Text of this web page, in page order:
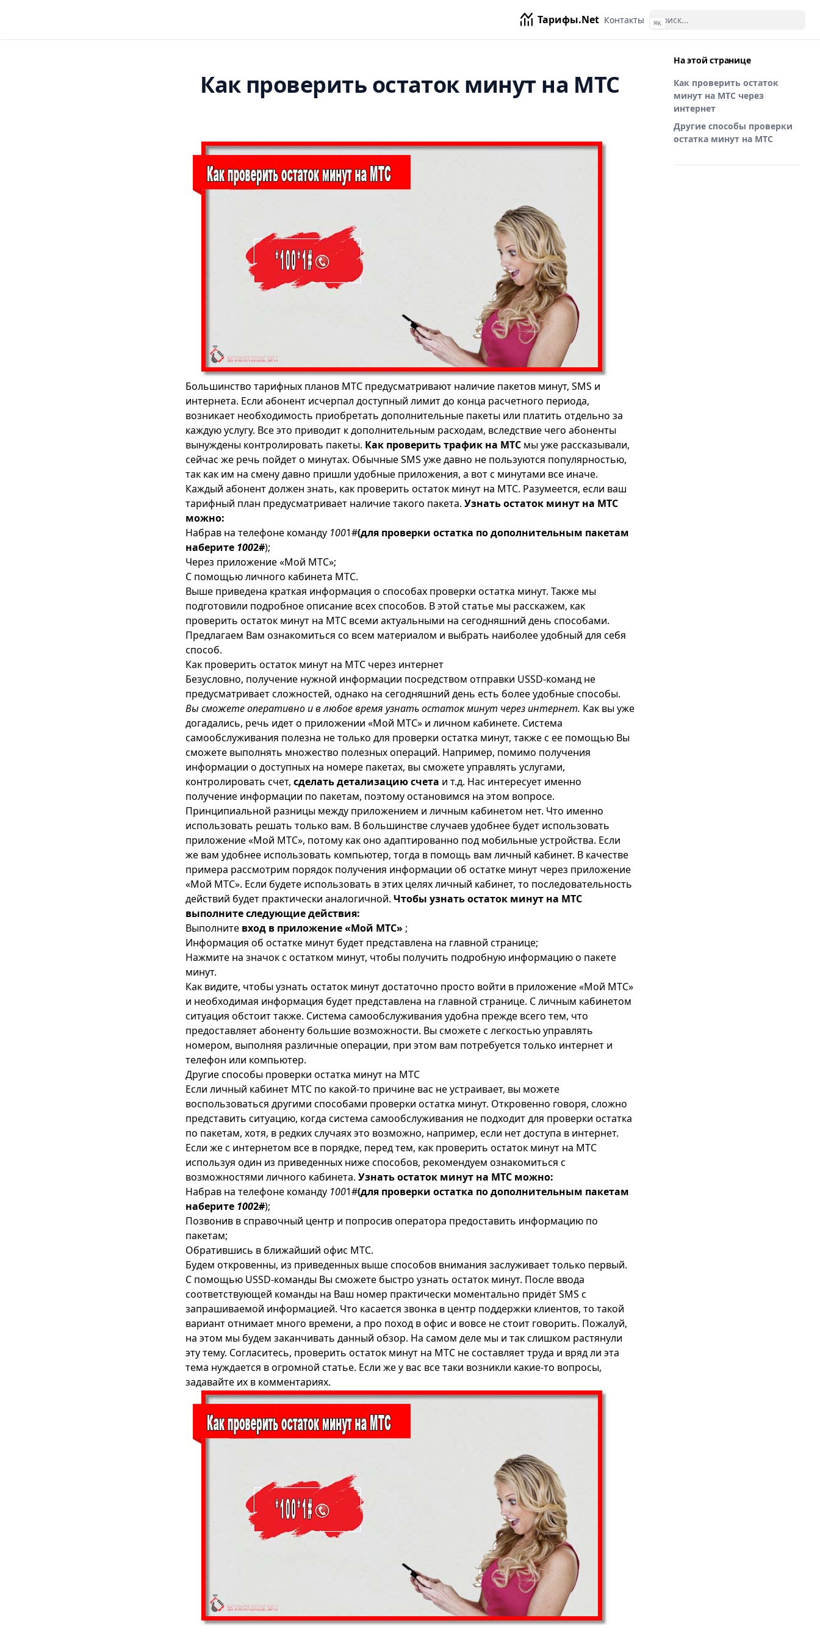
Тарифы.Net Контакты ⌘K
На этой странице
Как проверить остаток
минут на МТС через
интернет
Другие способы проверки
остатка минут на МТС
Как проверить остаток минут на МТС
Большинство тарифных планов МТС предусматривают наличие пакетов минут, SMS и
интернета. Если абонент исчерпал доступный лимит до конца расчетного периода,
возникает необходимость приобретать дополнительные пакеты или платить отдельно за
каждую услугу. Все это приводит к дополнительным расходам, вследствие чего абоненты
вынуждены контролировать пакеты. Как проверить трафик на МТС мы уже рассказывали,
сейчас же речь пойдет о минутах. Обычные SMS уже давно не пользуются популярностью,
так как им на смену давно пришли удобные приложения, а вот с минутами все иначе.
Каждый абонент должен знать, как проверить остаток минут на МТС. Разумеется, если ваш
тарифный план предусматривает наличие такого пакета. Узнать остаток минут на МТС
можно:
Набрав на телефоне команду 1001#(для проверки остатка по дополнительным пакетам
наберите 1002#);
Через приложение «Мой МТС»;
С помощью личного кабинета МТС.
Выше приведена краткая информация о способах проверки остатка минут. Также мы
подготовили подробное описание всех способов. В этой статье мы расскажем, как
проверить остаток минут на МТС всеми актуальными на сегодняшний день способами.
Предлагаем Вам ознакомиться со всем материалом и выбрать наиболее удобный для себя
способ.
Как проверить остаток минут на МТС через интернет
Безусловно, получение нужной информации посредством отправки USSD-команд не
предусматривает сложностей, однако на сегодняшний день есть более удобные способы.
Вы сможете оперативно и в любое время узнать остаток минут через интернет. Как вы уже
догадались, речь идет о приложении «Мой МТС» и личном кабинете. Система
самообслуживания полезна не только для проверки остатка минут, также с ее помощью Вы
сможете выполнять множество полезных операций. Например, помимо получения
информации о доступных на номере пакетах, вы сможете управлять услугами,
контролировать счет, сделать детализацию счета и т.д. Нас интересует именно
получение информации по пакетам, поэтому остановимся на этом вопросе.
Принципиальной разницы между приложением и личным кабинетом нет. Что именно
использовать решать только вам. В большинстве случаев удобнее будет использовать
приложение «Мой МТС», потому как оно адаптированно под мобильные устройства. Если
же вам удобнее использовать компьютер, тогда в помощь вам личный кабинет. В качестве
примера рассмотрим порядок получения информации об остатке минут через приложение
«Мой МТС». Если будете использовать в этих целях личный кабинет, то последовательность
действий будет практически аналогичной. Чтобы узнать остаток минут на МТС
выполните следующие действия:
Выполните вход в приложение «Мой МТС» ;
Информация об остатке минут будет представлена на главной странице;
Нажмите на значок с остатком минут, чтобы получить подробную информацию о пакете
минут.
Как видите, чтобы узнать остаток минут достаточно просто войти в приложение «Мой МТС»
и необходимая информация будет представлена на главной странице. С личным кабинетом
ситуация обстоит также. Система самообслуживания удобна прежде всего тем, что
предоставляет абоненту большие возможности. Вы сможете с легкостью управлять
номером, выполняя различные операции, при этом вам потребуется только интернет и
телефон или компьютер.
Другие способы проверки остатка минут на МТС
Если личный кабинет МТС по какой-то причине вас не устраивает, вы можете
воспользоваться другими способами проверки остатка минут. Откровенно говоря, сложно
представить ситуацию, когда система самообслуживания не подходит для проверки остатка
по пакетам, хотя, в редких случаях это возможно, например, если нет доступа в интернет.
Если же с интернетом все в порядке, перед тем, как проверить остаток минут на МТС
используя один из приведенных ниже способов, рекомендуем ознакомиться с
возможностями личного кабинета. Узнать остаток минут на МТС можно:
Набрав на телефоне команду 1001#(для проверки остатка по дополнительным пакетам
наберите 1002#);
Позвонив в справочный центр и попросив оператора предоставить информацию по
пакетам;
Обратившись в ближайший офис МТС.
Будем откровенны, из приведенных выше способов внимания заслуживает только первый.
С помощью USSD-команды Вы сможете быстро узнать остаток минут. После ввода
соответствующей команды на Ваш номер практически моментально придёт SMS с
запрашиваемой информацией. Что касается звонка в центр поддержки клиентов, то такой
вариант отнимает много времени, а про поход в офис и вовсе не стоит говорить. Пожалуй,
на этом мы будем заканчивать данный обзор. На самом деле мы и так слишком растянули
эту тему. Согласитесь, проверить остаток минут на МТС не составляет труда и вряд ли эта
тема нуждается в огромной статье. Если же у вас все таки возникли какие-то вопросы,
задавайте их в комментариях.